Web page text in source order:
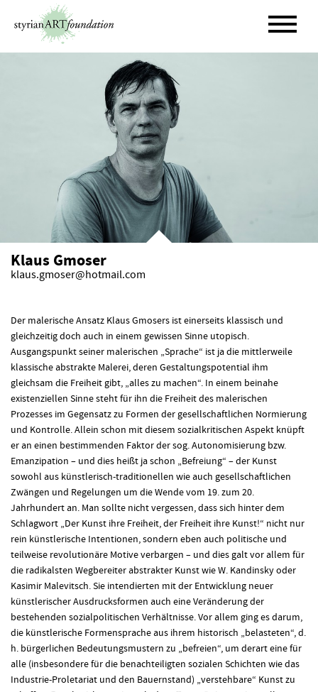
Klaus Gmoser
klaus.gmoser@hotmail.com
Der malerische Ansatz Klaus Gmosers ist einerseits klassisch und
gleichzeitig doch auch in einem gewissen Sinne utopisch.
Ausgangspunkt seiner malerischen „Sprache“ ist ja die mittlerweile
klassische abstrakte Malerei, deren Gestaltungspotential ihm
gleichsam die Freiheit gibt, „alles zu machen“. In einem beinahe
existenziellen Sinne steht für ihn die Freiheit des malerischen
Prozesses im Gegensatz zu Formen der gesellschaftlichen Normierung
und Kontrolle. Allein schon mit diesem sozialkritischen Aspekt knüpft
er an einen bestimmenden Faktor der sog. Autonomisierung bzw.
Emanzipation – und dies heißt ja schon „Befreiung“ – der Kunst
sowohl aus künstlerisch-traditionellen wie auch gesellschaftlichen
Zwängen und Regelungen um die Wende vom 19. zum 20.
Jahrhundert an. Man sollte nicht vergessen, dass sich hinter dem
Schlagwort „Der Kunst ihre Freiheit, der Freiheit ihre Kunst!“ nicht nur
rein künstlerische Intentionen, sondern eben auch politische und
teilweise revolutionäre Motive verbargen – und dies galt vor allem für
die radikalsten Wegbereiter abstrakter Kunst wie W. Kandinsky oder
Kasimir Malevitsch. Sie intendierten mit der Entwicklung neuer
künstlerischer Ausdrucksformen auch eine Veränderung der
bestehenden sozialpolitischen Verhältnisse. Vor allem ging es darum,
die künstlerische Formensprache aus ihrem historisch „belasteten“, d.
h. bürgerlichen Bedeutungsmustern zu „befreien“, um derart eine für
alle (insbesondere für die benachteiligten sozialen Schichten wie das
Industrie-Proletariat und den Bauernstand) „verstehbare“ Kunst zu